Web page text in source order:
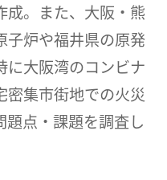
成。また、大阪・熊
子炉や福井県の原発
に大阪湾のコンビナ
密集市街地での火災
点・課題を調査し